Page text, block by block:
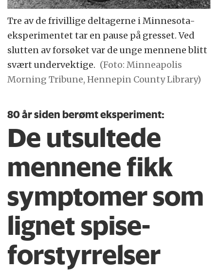
Tre av de frivillige deltagerne i Minnesota-
eksperimentet tar en pause på gresset. Ved
slutten av forsøket var de unge mennene blitt
svært undervektige. (Foto: Minneapolis
Morning Tribune, Hennepin County Library)
80 år siden berømt eksperiment:
De utsultede
mennene fikk
symptomer som
lignet spise­
forstyrrelser